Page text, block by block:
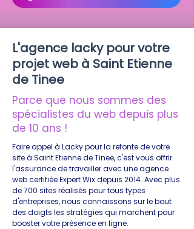
L'agence lacky pour votre
projet web à Saint Etienne
de Tinee
Parce que nous sommes des
spécialistes du web depuis plus
de 10 ans !
Faire appel à Lacky pour la refonte de votre
site à Saint Etienne de Tinee, c'est vous offrir
l'assurance de travailler avec une agence
web certifiée Expert Wix depuis 2014. Avec plus
de 700 sites réalisés pour tous types
d'entreprises, nous connaissons sur le bout
des doigts les stratégies qui marchent pour
booster votre présence en ligne.